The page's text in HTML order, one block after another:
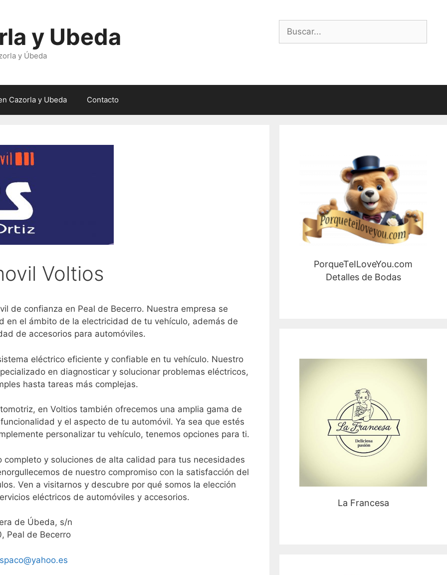
Buscar:
y Ubeda
y Úbeda
Cazorla y Ubeda Contacto
Voltios
de confianza en Peal de Becerro. Nuestra empresa se
en el ámbito de la electricidad de tu vehículo, además de
de accesorios para automóviles.
eléctrico eficiente y confiable en tu vehículo. Nuestro
en diagnosticar y solucionar problemas eléctricos,
hasta tareas más complejas.
en Voltios también ofrecemos una amplia gama de
y el aspecto de tu automóvil. Ya sea que estés
personalizar tu vehículo, tenemos opciones para ti.
y soluciones de alta calidad para tus necesidades
de nuestro compromiso con la satisfacción del
Ven a visitarnos y descubre por qué somos la elección
eléctricos de automóviles y accesorios.
de Úbeda, s/n
Peal de Becerro
PorqueTeILoveYou.com
Detalles de Bodas
La Francesa